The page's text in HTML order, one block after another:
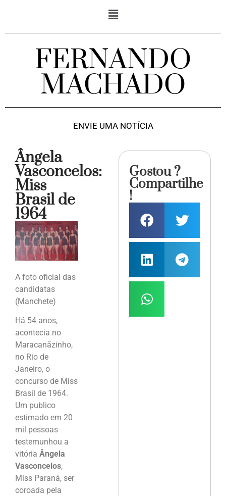
FERNANDO
MACHADO
ENVIE UMA NOTÍCIA
Ângela
Vasconcelos:
Miss
Brasil de
1964
A foto oficial das
candidatas
(Manchete)
Há 54 anos,
acontecia no
Maracanãzinho,
no Rio de
Janeiro, o
concurso de Miss
Brasil de 1964.
Um publico
estimado em 20
mil pessoas
testemunhou a
vitória Ângela
Vasconcelos,
Miss Paraná, ser
coroada pela
Gostou ?
Compartilhe
!